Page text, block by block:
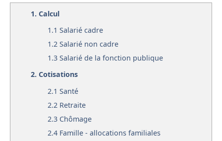
1. Calcul
1.1 Salarié cadre
1.2 Salarié non cadre
1.3 Salarié de la fonction publique
2. Cotisations
2.1 Santé
2.2 Retraite
2.3 Chômage
2.4 Famille - allocations familiales